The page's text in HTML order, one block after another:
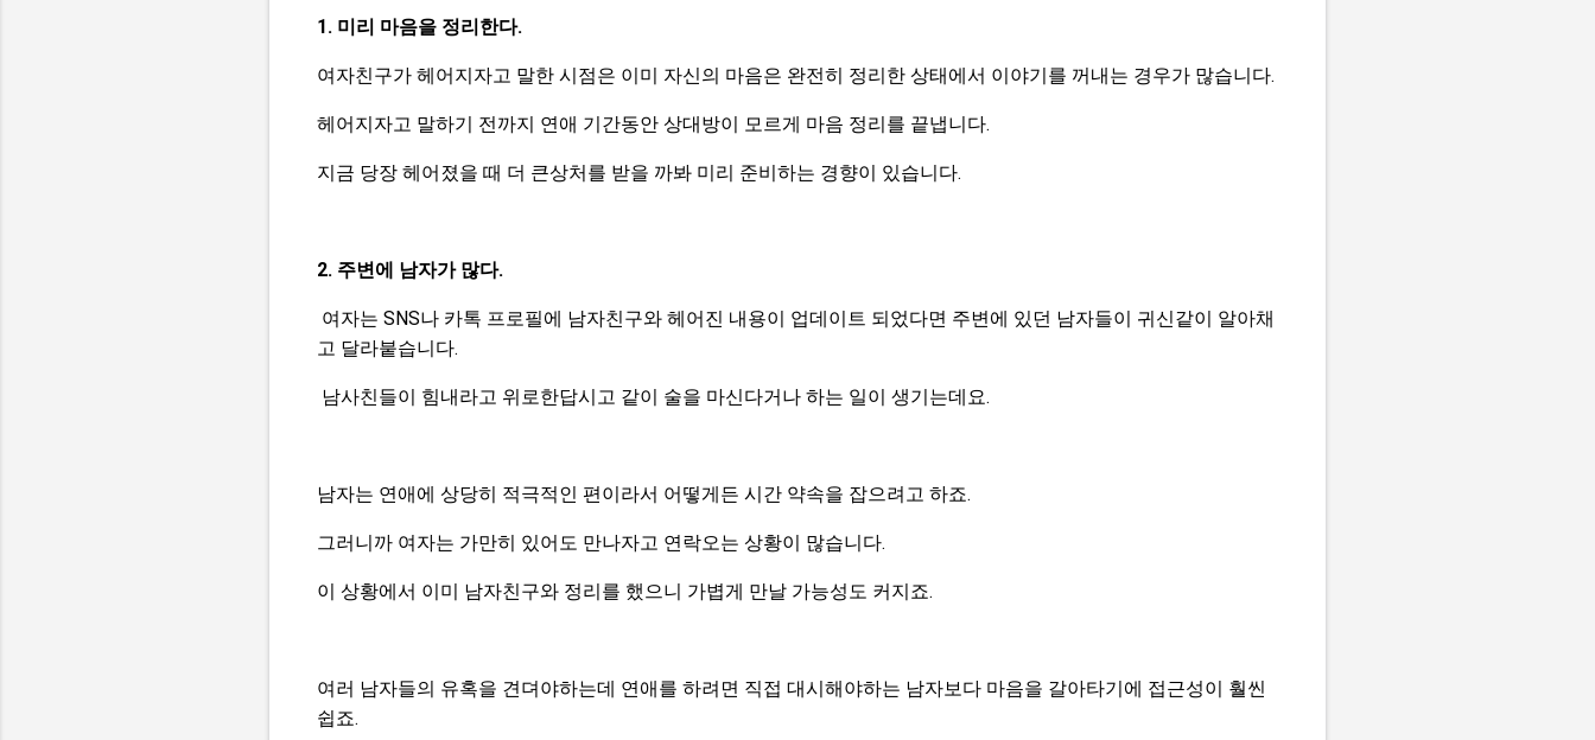
1. 미리 마음을 정리한다.
여자친구가 헤어지자고 말한 시점은 이미 자신의 마음은 완전히 정리한 상태에서 이야기를 꺼내는 경우가 많습니다.
헤어지자고 말하기 전까지 연애 기간동안 상대방이 모르게 마음 정리를 끝냅니다.
지금 당장 헤어졌을 때 더 큰상처를 받을 까봐 미리 준비하는 경향이 있습니다.
2. 주변에 남자가 많다.
여자는 SNS나 카톡 프로필에 남자친구와 헤어진 내용이 업데이트 되었다면 주변에 있던 남자들이 귀신같이 알아채
고 달라붙습니다.
남사친들이 힘내라고 위로한답시고 같이 술을 마신다거나 하는 일이 생기는데요.
남자는 연애에 상당히 적극적인 편이라서 어떻게든 시간 약속을 잡으려고 하죠.
그러니까 여자는 가만히 있어도 만나자고 연락오는 상황이 많습니다.
이 상황에서 이미 남자친구와 정리를 했으니 가볍게 만날 가능성도 커지죠.
여러 남자들의 유혹을 견뎌야하는데 연애를 하려면 직접 대시해야하는 남자보다 마음을 갈아타기에 접근성이 훨씬
쉽죠.